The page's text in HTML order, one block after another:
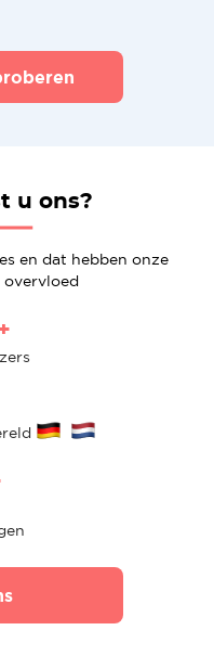
u ons?
en dat hebben onze
overvloed